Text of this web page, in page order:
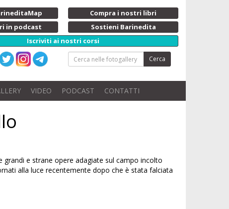
Compra i nostri libri
in podcast
Sostieni Barinedita
Iscriviti ai nostri corsi
Cerca
VIDEO PODCAST CONTATTI
e strane opere adagiate sul campo incolto
alla luce recentemente dopo che è stata falciata